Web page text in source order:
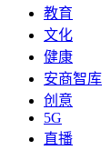
教育
文化
健康
安商智库
创意
5G
直播